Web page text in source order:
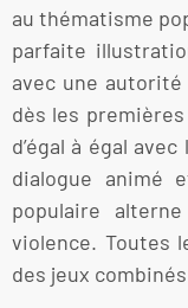
au thématisme
parfaite
avec une
dès les
d’égal à égal
dialogue animé
populaire
violence. Toutes
des jeux